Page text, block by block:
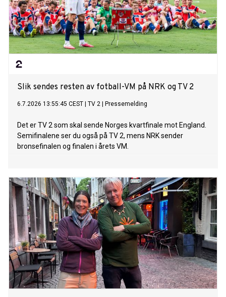
Slik sendes resten av fotball-VM på NRK og TV 2
6.7.2026 13:55:45 CEST TV 2 Pressemelding
Det er TV 2 som skal sende Norges kvartfinale mot England.
Semifinalene ser du også på TV 2, mens NRK sender
bronsefinalen og finalen i årets VM.